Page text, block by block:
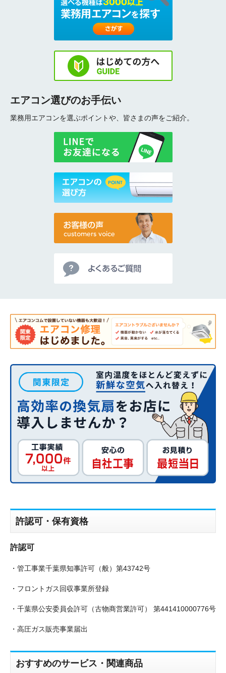
エアコン選びのお手伝い
業務用エアコンを選ぶポイントや、皆さまの声をご紹介。
許認可・保有資格
許認可
・管工事業千葉県知事許可（般）第43742号
・フロントガス回収事業所登録
・千葉県公安委員会許可（古物商営業許可） 第441410000776号
・高圧ガス販売事業届出
おすすめのサービス・関連商品